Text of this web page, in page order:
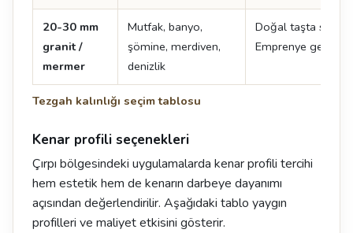
Tezgah kalınlığı seçim tablosu
20-30 mm
granit /
mermer
Mutfak, banyo,
şömine, merdiven,
denizlik
Doğal taşta
Emprenye
Kenar profili seçenekleri
Çırpı bölgesindeki uygulamalarda kenar profili tercihi
hem estetik hem de kenarın darbeye dayanımı
açısından değerlendirilir. Aşağıdaki tablo yaygın
profilleri ve maliyet etkisini gösterir.